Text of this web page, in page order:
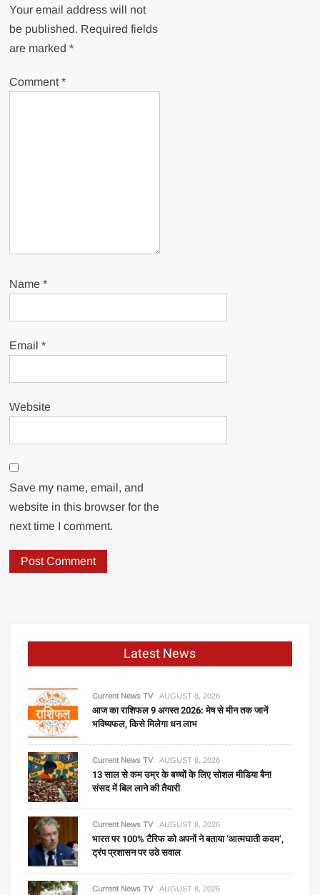
Your email address will not
be published. Required fields
are marked*
Comment*
Name*
Email*
Website
Save my name, email, and
website in this browser for the
next time I comment.
Latest News
Current News TV AUGUST 8, 2026
आज का राशिफल 9 अगस्त 2026: मेष से मीन तक जानें
भविष्यफल, किसे मिलेगा धन लाभ
Current News TV AUGUST 8, 2026
13 साल से कम उम्र के बच्चों के लिए सोशल मीडिया बैन!
संसद में बिल लाने की तैयारी
Current News TV AUGUST 8, 2026
भारत पर 100% टैरिफ को अपनों ने बताया ‘आत्मघाती कदम’,
ट्रंप प्रशासन पर उठे सवाल
Current News TV AUGUST 8, 2026